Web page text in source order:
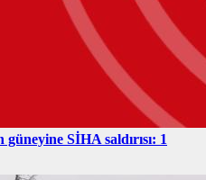
SİHA saldırısı: 1